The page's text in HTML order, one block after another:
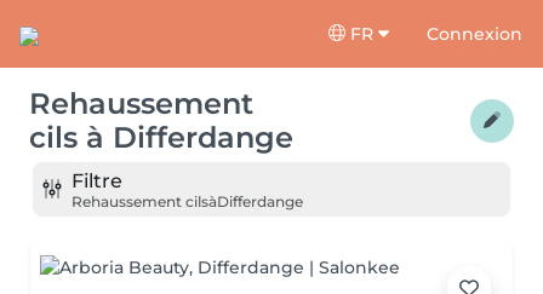
FR Connexion
Rehaussement
cils à Differdange
Filtre
Rehaussement cilsàDifferdange